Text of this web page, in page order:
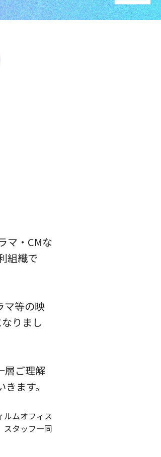
マ・CMな
組織で
マ等の映
りまし
層ご理解
ます。
ルムオフィス
スタッフ一同